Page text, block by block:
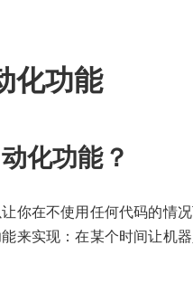
化功能
化功能？
你在不使用任何代码的情
来实现：在某个时间让机